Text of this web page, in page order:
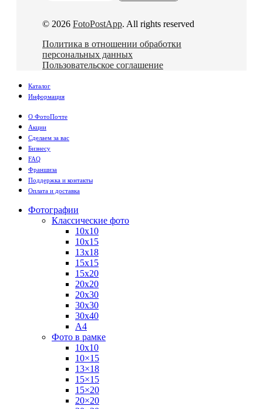
© 2026 FotoPostApp. All rights reserved
Политика в отношении обработки
персональных данных
Пользовательское соглашение
Каталог
Информация
О ФотоПочте
Акции
Сделаем за вас
Бизнесу
FAQ
Франшиза
Поддержка и контакты
Оплата и доставка
Фотографии
Классические фото
10х10
10х15
13х18
15х15
15х20
20х20
20х30
30х30
30х40
А4
Фото в рамке
10х10
10×15
13×18
15×15
15×20
20×20